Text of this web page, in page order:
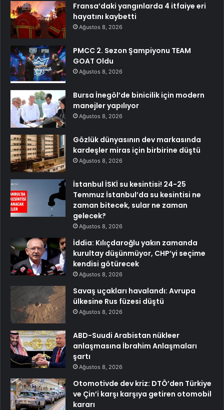
Fransa’daki yangınlarda 4 itfaiye eri
hayatını kaybetti
Ağustos 8, 2026
PMCC 2. Sezon Şampiyonu TEAM
GOAT Oldu
Ağustos 8, 2026
Bursa İnegöl’de binicilik için modern
manejler yapılıyor
Ağustos 8, 2026
Gözlük dünyasının dev markasında
kardeşler miras için birbirine düştü
Ağustos 8, 2026
İstanbul İSKİ su kesintisi! 24-25
Temmuz İstanbul’da su kesintisi ne
zaman bitecek, sular ne zaman
gelecek?
Ağustos 8, 2026
İddia: Kılıçdaroğlu yakın zamanda
kurultay düşünmüyor, CHP’yi seçime
kendisi götürecek
Ağustos 8, 2026
Savaş uçakları havalandı: Avrupa
ülkesine Rus füzesi düştü
Ağustos 8, 2026
ABD-Suudi Arabistan nükleer
anlaşmasına İbrahim Anlaşmaları
şartı
Ağustos 8, 2026
Otomotivde dev kriz: DTÖ’den Türkiye
ve Çin’i karşı karşıya getiren otomobil
kararı